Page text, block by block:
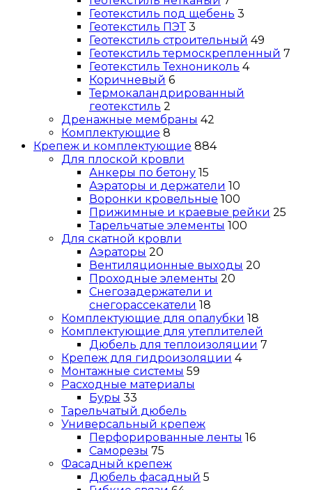
Геотекстиль под щебень 3
Геотекстиль ПЭТ 3
Геотекстиль строительный 49
Геотекстиль термоскрепленный 7
Геотекстиль Технониколь 4
Коричневый 6
Термокаландрированный
геотекстиль 2
Дренажные мембраны 42
Комплектующие 8
Крепеж и комплектующие 884
Для плоской кровли
Анкеры по бетону 15
Аэраторы и держатели 10
Воронки кровельные 100
Прижимные и краевые рейки 25
Тарельчатые элементы 100
Для скатной кровли
Аэраторы 20
Вентиляционные выходы 20
Проходные элементы 20
Снегозадержатели и
снегорассекатели 18
Комплектующие для опалубки 18
Комплектующие для утеплителей
Дюбель для теплоизоляции 7
Крепеж для гидроизоляции 4
Монтажные системы 59
Расходные материалы
Буры 33
Тарельчатый дюбель
Универсальный крепеж
Перфорированные ленты 16
Саморезы 75
Фасадный крепеж
Дюбель фасадный 5